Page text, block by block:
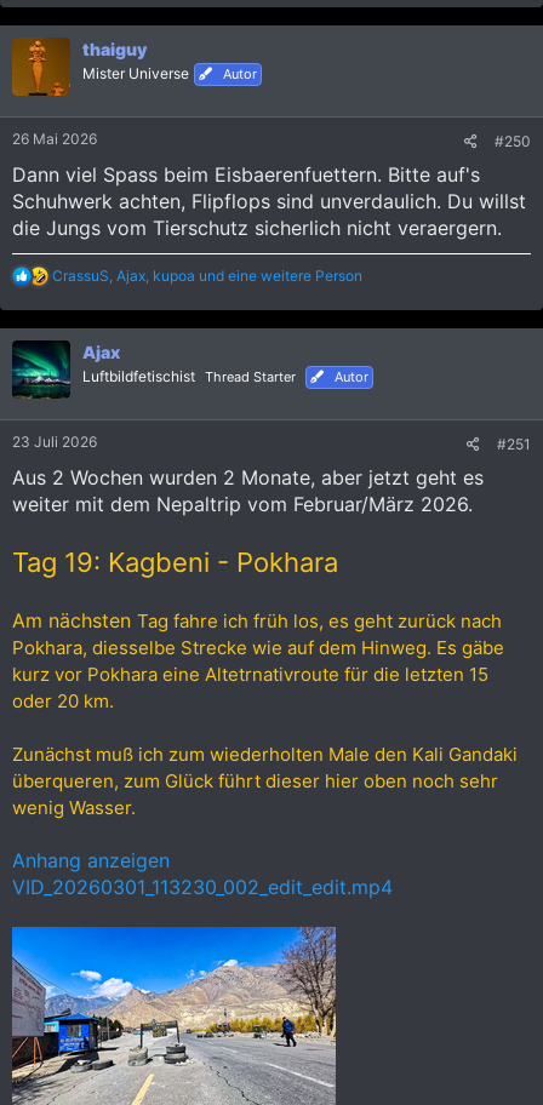
a
k
o
n
thaiguy
Mister Universe Autor
26 Mai 2026 #250
Dann viel Spass beim Eisbaerenfuettern. Bitte auf's
Schuhwerk achten, Flipflops sind unverdaulich. Du willst
die Jungs vom Tierschutz sicherlich nicht veraergern.
R
a
k
t
i
o
n
:
CrassuS, Ajax, kupoa und eine weitere Person
Ajax
Luftbildfetischist Thread Starter Autor
23 Juli 2026 #251
Aus 2 Wochen wurden 2 Monate, aber jetzt geht es
weiter mit dem Nepaltrip vom Februar/März 2026.
Tag 19: Kagbeni - Pokhara
Am nächsten Tag fahre ich früh los, es geht zurück nach
Pokhara, diesselbe Strecke wie auf dem Hinweg. Es gäbe
kurz vor Pokhara eine Altetrnativroute für die letzten 15
oder 20 km.
Zunächst muß ich zum wiederholten Male den Kali Gandaki
überqueren, zum Glück führt dieser hier oben noch sehr
wenig Wasser.
Anhang anzeigen
VID_20260301_113230_002_edit_edit.mp4